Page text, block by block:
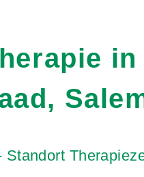
in
Standort